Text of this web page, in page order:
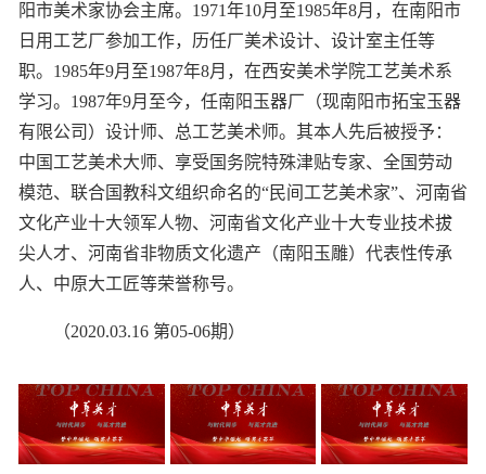
阳市美术家协会主席。1971年10月至1985年8月，在南阳市
日用工艺厂参加工作，历任厂美术设计、设计室主任等
职。1985年9月至1987年8月，在西安美术学院工艺美术系
学习。1987年9月至今，任南阳玉器厂（现南阳市拓宝玉器
有限公司）设计师、总工艺美术师。其本人先后被授予：
中国工艺美术大师、享受国务院特殊津贴专家、全国劳动
模范、联合国教科文组织命名的“民间工艺美术家”、河南省
文化产业十大领军人物、河南省文化产业十大专业技术拔
尖人才、河南省非物质文化遗产（南阳玉雕）代表性传承
人、中原大工匠等荣誉称号。
（2020.03.16 第05-06期）